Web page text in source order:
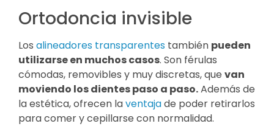
Ortodoncia invisible
Los alineadores transparentes también pueden
utilizarse en muchos casos. Son férulas
cómodas, removibles y muy discretas, que van
moviendo los dientes paso a paso.Además de
la estética, ofrecen laventajade poder retirarlos
para comer y cepillarse con normalidad.